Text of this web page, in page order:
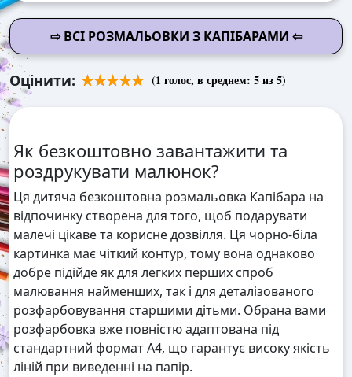
⇨ ВСІ РОЗМАЛЬОВКИ З КАПІБАРАМИ ⇦
Оцінити: (1 голос, в среднем: 5из 5)
Як безкоштовно завантажити та
роздрукувати малюнок?
Ця дитяча безкоштовна розмальовка Капібара на
відпочинку створена для того, щоб подарувати
малечі цікаве та корисне дозвілля. Ця чорно-біла
картинка має чіткий контур, тому вона однаково
добре підійде як для легких перших спроб
малювання найменших, так і для деталізованого
розфарбовування старшими дітьми. Обрана вами
розфарбовка вже повністю адаптована під
стандартний формат А4, що гарантує високу якість
ліній при виведенні на папір.